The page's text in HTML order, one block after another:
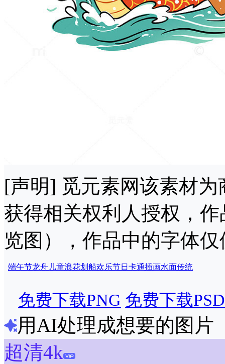
[声明] 觅元素网该素材
获得相关权利人授权，
览图），作品中的字体
端午节龙舟 儿童浪花划船欢乐节日 卡通插画水面传统
免费下载PNG 免费下载PSD
用AI处理成想要的图片
超清4k